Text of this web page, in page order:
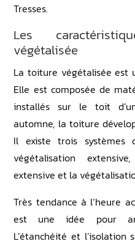
Tresses.
Les
végétalisée
La toiture végétalisée est
Elle est composée de
installés sur le toit
automne, la toiture
Il existe trois systèmes
végétalisation
extensive et la
Très tendance à l’heure
est une idée pour
L’étanchéité et